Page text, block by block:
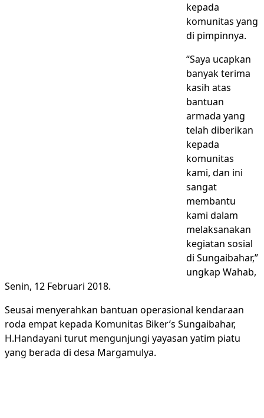
kepada
komunitas yang
di pimpinnya.
“Saya ucapkan
banyak terima
kasih atas
bantuan
armada yang
telah diberikan
kepada
komunitas
kami, dan ini
sangat
membantu
kami dalam
melaksanakan
kegiatan sosial
di Sungaibahar,”
ungkap Wahab,
Senin, 12 Februari 2018.
Seusai menyerahkan bantuan operasional kendaraan
roda empat kepada Komunitas Biker’s Sungaibahar,
H.Handayani turut mengunjungi yayasan yatim piatu
yang berada di desa Margamulya.